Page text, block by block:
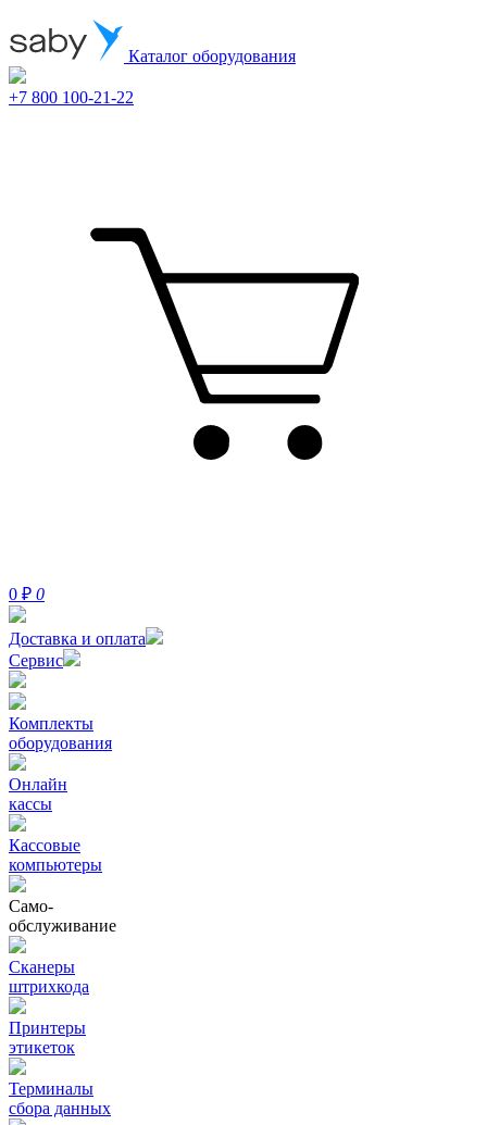
Каталог оборудования
+7 800 100-21-22
0 ₽ 0
Доставка и оплата
Сервис
Комплекты
оборудования
Онлайн
кассы
Кассовые
компьютеры
Само-
обслуживание
Сканеры
штрихкода
Принтеры
этикеток
Терминалы
сбора данных